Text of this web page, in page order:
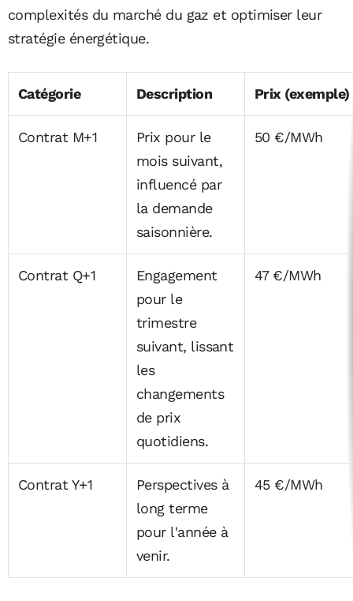
complexités du marché du gaz et optimiser leur
stratégie énergétique.
Catégorie Description Prix (exemple)
Contrat M+1
Prix pour le
mois suivant,
influencé par
la demande
saisonnière.
50 €/MWh
Contrat Q+1
Engagement
pour le
trimestre
suivant, lissant
les
changements
de prix
quotidiens.
47 €/MWh
Contrat Y+1
Perspectives à
long terme
pour l'année à
venir.
45 €/MWh